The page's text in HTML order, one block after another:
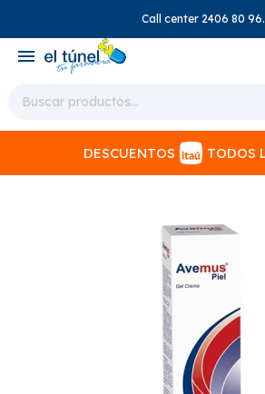
Call center 2406 80 96.
menu
DESCUENTOS TODOS
close